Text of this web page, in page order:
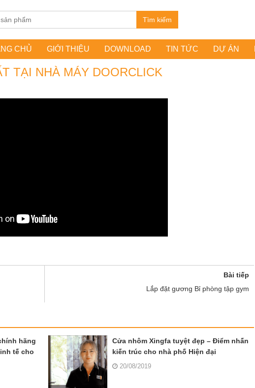
Tìm kiếm
CHỦ GIỚI THIỆU DOWNLOAD TIN TỨC DỰ ÁN
TẠI NHÀ MÁY DOORCLICK
Bài tiếp
Lắp đặt gương Bỉ phòng tập gym
hãng
tế cho
Cửa nhôm Xingfa tuyệt đẹp – Điểm nhấn
kiến trúc cho nhà phố Hiện đại
20/08/2019